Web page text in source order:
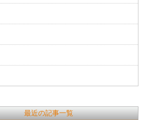
最近の記事一覧